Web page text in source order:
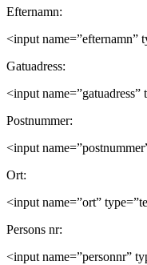
Efternamn:
<input name=”efternamn”
Gatuadress:
<input name=”gatuadress”
Postnummer:
<input
Ort:
<input name=”ort”
Persons nr:
<input name=”personnr”